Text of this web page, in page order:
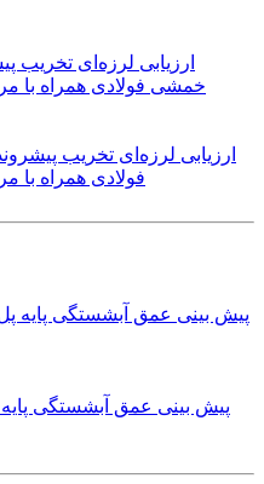
ارزیابی لرزه‌ای تخریب
فولادی همراه با
پیش بینی عمق آبشستگی پایه